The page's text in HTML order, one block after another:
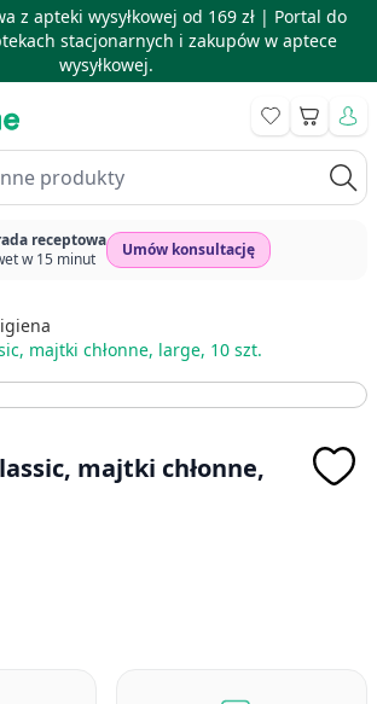
z apteki wysyłkowej od 169 zł | Portal do
stacjonarnych i zakupów w aptece
wysyłkowej.
Koszyk
receptowa
w 15 minut
Umów konsultację
majtki chłonne, large, 10 szt.
majtki chłonne,